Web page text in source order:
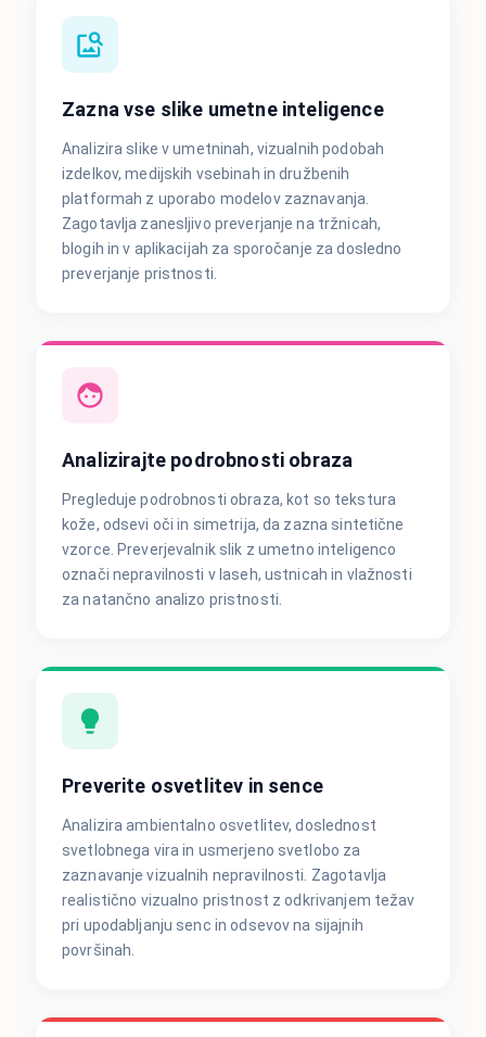
Zazna vse slike umetne inteligence
Analizira slike v umetninah, vizualnih podobah
izdelkov, medijskih vsebinah in družbenih
platformah z uporabo modelov zaznavanja.
Zagotavlja zanesljivo preverjanje na tržnicah,
blogih in v aplikacijah za sporočanje za dosledno
preverjanje pristnosti.
Analizirajte podrobnosti obraza
Pregleduje podrobnosti obraza, kot so tekstura
kože, odsevi oči in simetrija, da zazna sintetične
vzorce. Preverjevalnik slik z umetno inteligenco
označi nepravilnosti v laseh, ustnicah in vlažnosti
za natančno analizo pristnosti.
Preverite osvetlitev in sence
Analizira ambientalno osvetlitev, doslednost
svetlobnega vira in usmerjeno svetlobo za
zaznavanje vizualnih nepravilnosti. Zagotavlja
realistično vizualno pristnost z odkrivanjem težav
pri upodabljanju senc in odsevov na sijajnih
površinah.